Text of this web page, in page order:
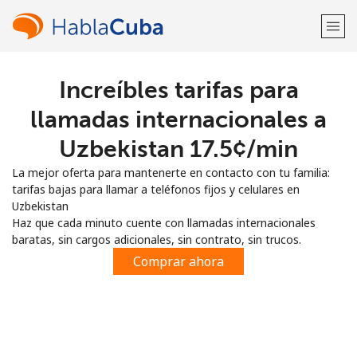
¡Bienvenido!
Regístrate con
o
Increíbles tarifas para
llamadas internacionales a
Uzbekistan ⁦17.5¢⁩/min
La mejor oferta para mantenerte en contacto con tu familia:
tarifas bajas para llamar a teléfonos fijos y celulares en
Uzbekistan
Haz que cada minuto cuente con llamadas internacionales
baratas, sin cargos adicionales, sin contrato, sin trucos.
Comprar ahora